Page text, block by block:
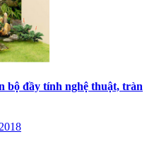
bộ đầy tính nghệ thuật, tràn